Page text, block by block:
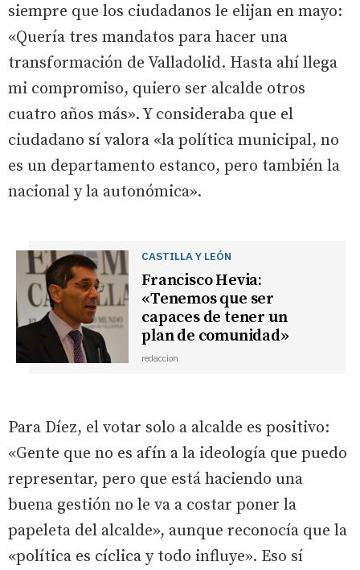
siempre que los ciudadanos le elijan en mayo:
«Quería tres mandatos para hacer una
transformación de Valladolid. Hasta ahí llega
mi compromiso, quiero ser alcalde otros
cuatro años más». Y consideraba que el
ciudadano sí valora «la política municipal, no
es un departamento estanco, pero también la
nacional y la autonómica».
CASTILLA Y LEÓN
Francisco Hevia:
«Tenemos que ser
capaces de tener un
plan de comunidad»
redaccion
Para Díez, el votar solo a alcalde es positivo:
«Gente que no es afín a la ideología que puedo
representar, pero que está haciendo una
buena gestión no le va a costar poner la
papeleta del alcalde», aunque reconocía que la
«política es cíclica y todo influye». Eso sí